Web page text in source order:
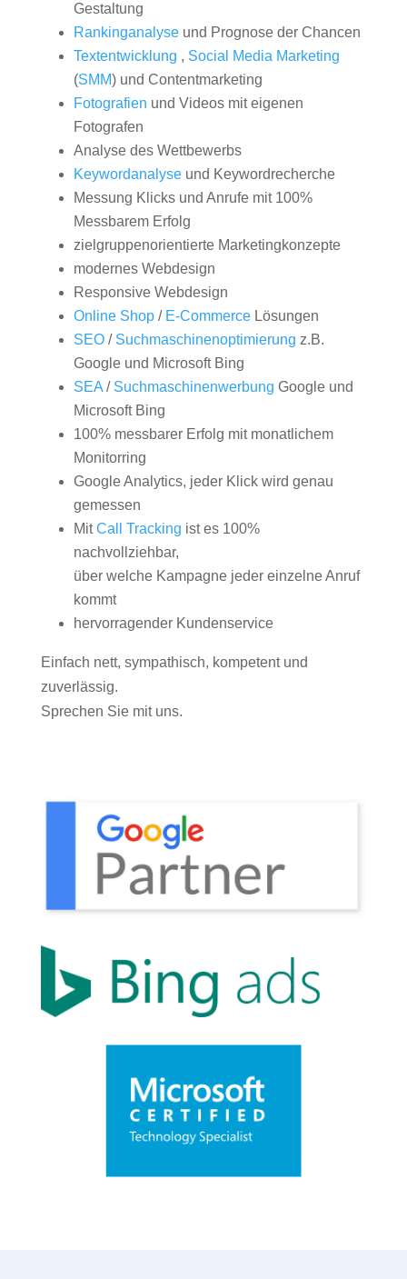
Gestaltung
Rankinganalyseund Prognose der Chancen
Textentwicklung , Social Media Marketing
(SMM) und Contentmarketing
Fotografien und Videos mit eigenen
Fotografen
Analyse des Wettbewerbs
Keywordanalyseund Keywordrecherche
Messung Klicks und Anrufe mit 100%
Messbarem Erfolg
zielgruppenorientierte Marketingkonzepte
modernes Webdesign
Responsive Webdesign
Online Shop/ E-CommerceLösungen
SEO/ Suchmaschinenoptimierung z.B.
Google und Microsoft Bing
SEA/ Suchmaschinenwerbung Google und
Microsoft Bing
100% messbarer Erfolg mit monatlichem
Monitorring
Google Analytics, jeder Klick wird genau
gemessen
MitCall Tracking ist es 100%
nachvollziehbar,
über welche Kampagne jeder einzelne Anruf
kommt
hervorragender Kundenservice
Einfach nett, sympathisch, kompetent und
zuverlässig.
Sprechen Sie mit uns.